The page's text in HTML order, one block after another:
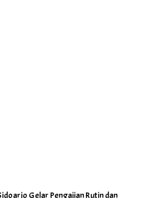
Gelar Pengajian Rutin dan